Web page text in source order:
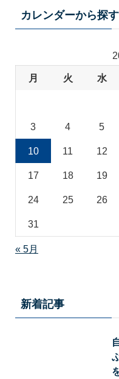
カレンダーから探す
月 火 水
3 4 5
10 11 12
17 18 19
24 25 26
31
« 5月
新着記事